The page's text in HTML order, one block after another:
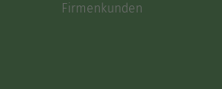
Firmenkunden